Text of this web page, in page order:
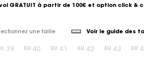
GRATUIT à partir de 100€ et option click &
une taille Voir le guide des
39 EU 40 EU 41 EU 42 EU 43 EU